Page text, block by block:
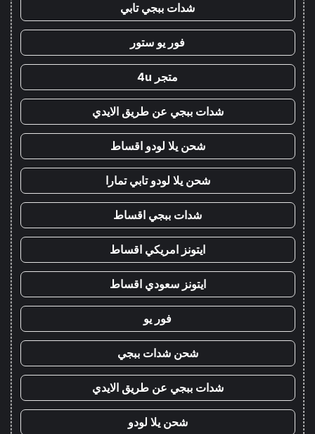
شدات ببجي تابي
فور يو ستور
متجر 4u
شدات ببجي عن طريق الايدي
شحن يلا لودو اقساط
شحن يلا لودو تابي تمارا
شدات ببجي اقساط
ايتونز امريكي اقساط
ايتونز سعودي اقساط
فور يو
شحن شدات ببجي
شدات ببجي عن طريق الايدي
شحن يلا لودو